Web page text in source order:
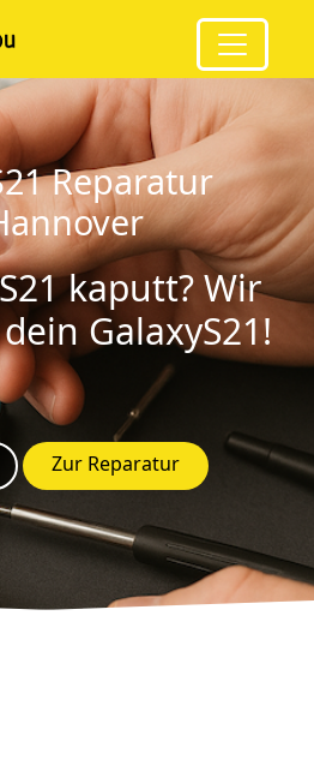
Reparatur
kaputt? Wir
GalaxyS21!
Zur Reparatur